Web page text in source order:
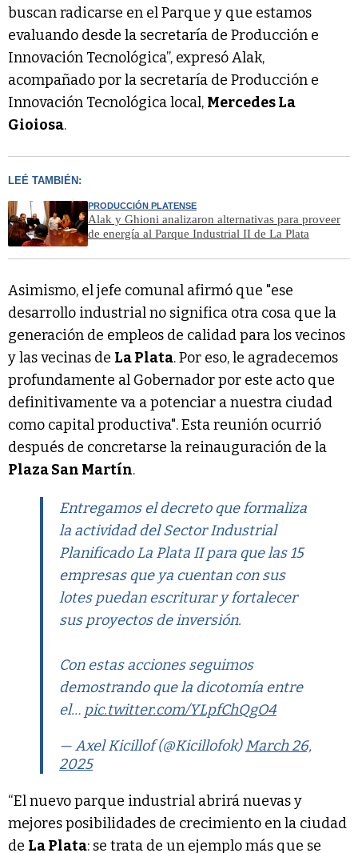
buscan radicarse en el Parque y que estamos
evaluando desde la secretaría de Producción e
Innovación Tecnológica”, expresó Alak,
acompañado por la secretaría de Producción e
Innovación Tecnológica local, Mercedes La
Gioiosa.
LEÉ TAMBIÉN:
PRODUCCIÓN PLATENSE
Alak y Ghioni analizaron alternativas para proveer
de energía al Parque Industrial II de La Plata
Asimismo, el jefe comunal afirmó que "ese
desarrollo industrial no significa otra cosa que la
generación de empleos de calidad para los vecinos
y las vecinas de La Plata. Por eso, le agradecemos
profundamente al Gobernador por este acto que
definitivamente va a potenciar a nuestra ciudad
como capital productiva". Esta reunión ocurrió
después de concretarse la reinauguración de la
Plaza San Martín.
Entregamos el decreto que formaliza
la actividad del Sector Industrial
Planificado La Plata II para que las 15
empresas que ya cuentan con sus
lotes puedan escriturar y fortalecer
sus proyectos de inversión.
Con estas acciones seguimos
demostrando que la dicotomía entre
el… pic.twitter.com/YLpfChQgO4
— Axel Kicillof (@Kicillofok)March 26,
2025
“El nuevo parque industrial abrirá nuevas y
mejores posibilidades de crecimiento en la ciudad
de La Plata: se trata de un ejemplo más que se